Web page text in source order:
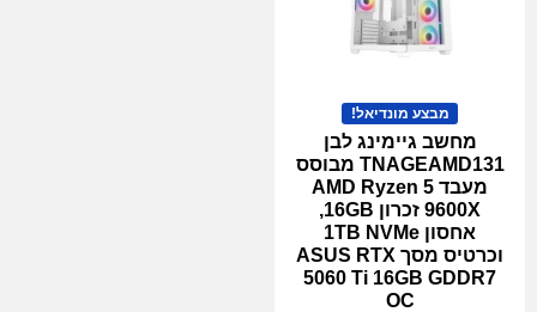
מבצע מונדיאל!
מחשב גיימינג לבן
TNAGEAMD131 מבוסס
מעבד AMD Ryzen 5
9600X זכרון 16GB,
אחסון 1TB NVMe
וכרטיס מסך ASUS RTX
5060 Ti 16GB GDDR7
OC